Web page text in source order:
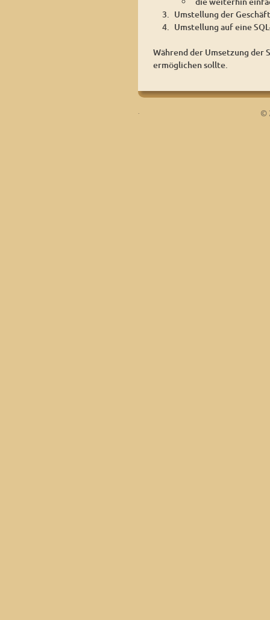
Umstellung der
Umstellung auf eine
Während der Umsetzung der
ermöglichen sollte.
©